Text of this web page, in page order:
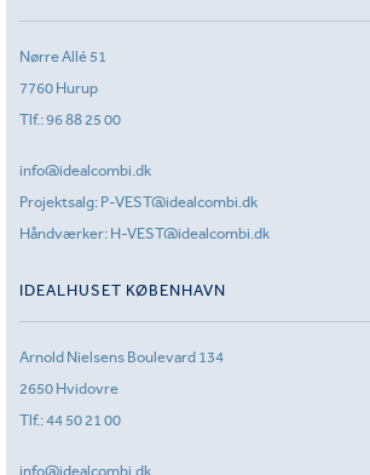
Nørre Allé 51
7760 Hurup
Tlf.:96 88 25 00
info@idealcombi.dk
Projektsalg: P-VEST@idealcombi.dk
Håndværker: H-VEST@idealcombi.dk
IDEALHUSET KØBENHAVN
Arnold Nielsens Boulevard 134
2650 Hvidovre
Tlf.:44 50 21 00
info@idealcombi.dk